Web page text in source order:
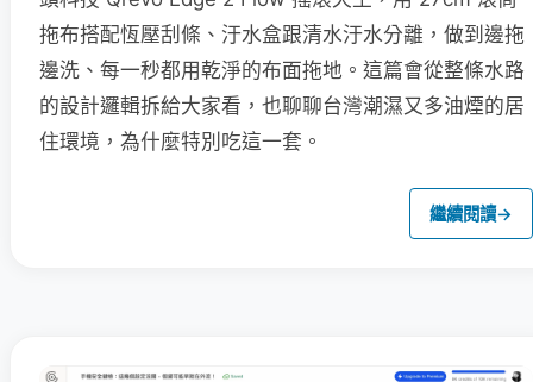
拖布搭配恆壓刮條、汙水盒跟清水汙水分離，做到邊拖
邊洗、每一秒都用乾淨的布面拖地。這篇會從整條水路
的設計邏輯拆給大家看，也聊聊台灣潮濕又多油煙的居
住環境，為什麼特別吃這一套。
繼續閱讀→